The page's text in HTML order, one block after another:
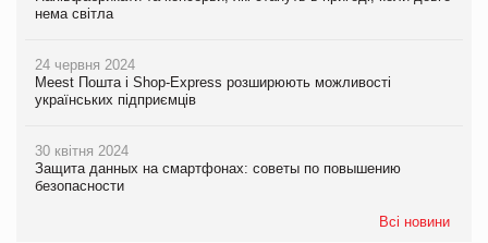
нема світла
24 червня 2024
Meest Пошта і Shop-Express розширюють можливості
українських підприємців
30 квітня 2024
Защита данных на смартфонах: советы по повышению
безопасности
Всі новини